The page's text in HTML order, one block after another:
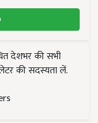
देशभर की सभी
की सदस्यता लें.